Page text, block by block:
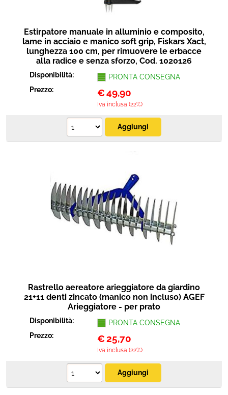
Estirpatore manuale in alluminio e composito,
lame in acciaio e manico soft grip, Fiskars Xact,
lunghezza 100 cm, per rimuovere le erbacce
alla radice e senza sforzo, Cod. 1020126
Disponibilità:
PRONTA CONSEGNA
Prezzo:
€49,90
Iva inclusa (22%)
Rastrello aereatore arieggiatore da giardino
21+11 denti zincato (manico non incluso) AGEF
Arieggiatore - per prato
Disponibilità:
PRONTA CONSEGNA
Prezzo:
€25,70
Iva inclusa (22%)